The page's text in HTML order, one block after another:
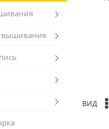
вышивания
ВИД